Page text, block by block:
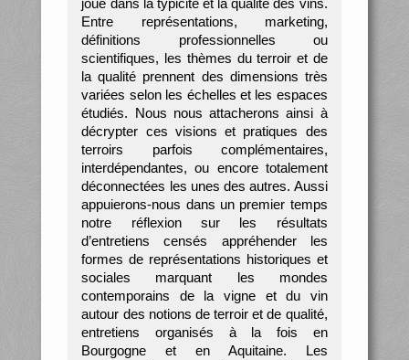
joue dans la typicité et la qualité des vins.
Entre représentations, marketing,
définitions professionnelles ou
scientifiques, les thèmes du terroir et de
la qualité prennent des dimensions très
variées selon les échelles et les espaces
étudiés. Nous nous attacherons ainsi à
décrypter ces visions et pratiques des
terroirs parfois complémentaires,
interdépendantes, ou encore totalement
déconnectées les unes des autres. Aussi
appuierons-nous dans un premier temps
notre réflexion sur les résultats
d’entretiens censés appréhender les
formes de représentations historiques et
sociales marquant les mondes
contemporains de la vigne et du vin
autour des notions de terroir et de qualité,
entretiens organisés à la fois en
Bourgogne et en Aquitaine. Les